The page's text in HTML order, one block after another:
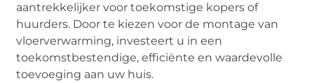
aantrekkelijker voor toekomstige kopers of
huurders. Door te kiezen voor de montage van
vloerverwarming, investeert u in een
toekomstbestendige, efficiënte en waardevolle
toevoeging aan uw huis.